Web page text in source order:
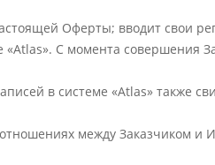
Оферты; вводит свои
С момента совершения
в системе «Atlas» также
между Заказчиком и